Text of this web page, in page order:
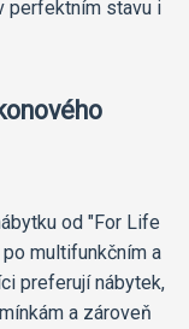
perfektním stavu i
od "For Life
multifunkčním a
preferují nábytek,
a zároveň